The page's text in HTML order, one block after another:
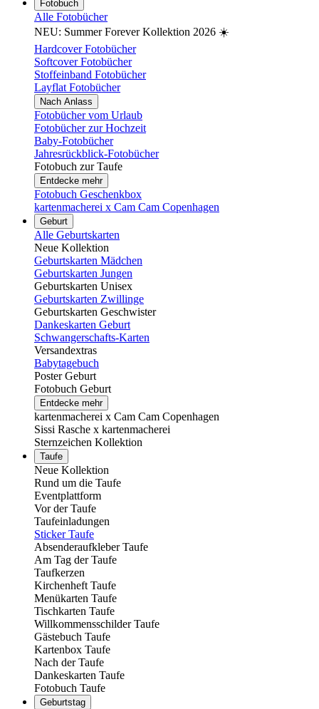
Fotobuch
Alle Fotobücher
NEU: Summer Forever Kollektion 2026 ☀️
Hardcover Fotobücher
Softcover Fotobücher
Stoffeinband Fotobücher
Layflat Fotobücher
Nach Anlass
Fotobücher vom Urlaub
Fotobücher zur Hochzeit
Baby-Fotobücher
Jahresrückblick-Fotobücher
Fotobuch zur Taufe
Entdecke mehr
Fotobuch Geschenkbox
kartenmacherei x Cam Cam Copenhagen
Geburt
Alle Geburtskarten
Neue Kollektion
Geburtskarten Mädchen
Geburtskarten Jungen
Geburtskarten Unisex
Geburtskarten Zwillinge
Geburtskarten Geschwister
Dankeskarten Geburt
Schwangerschafts-Karten
Versandextras
Babytagebuch
Poster Geburt
Fotobuch Geburt
Entdecke mehr
kartenmacherei x Cam Cam Copenhagen
Sissi Rasche x kartenmacherei
Sternzeichen Kollektion
Taufe
Neue Kollektion
Rund um die Taufe
Eventplattform
Vor der Taufe
Taufeinladungen
Sticker Taufe
Absenderaufkleber Taufe
Am Tag der Taufe
Taufkerzen
Kirchenheft Taufe
Menükarten Taufe
Tischkarten Taufe
Willkommensschilder Taufe
Gästebuch Taufe
Kartenbox Taufe
Nach der Taufe
Dankeskarten Taufe
Fotobuch Taufe
Geburtstag